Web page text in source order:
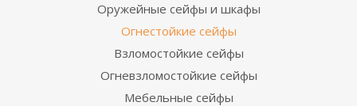
Оружейные сейфы и шкафы
Огнестойкие сейфы
Взломостойкие сейфы
Огневзломостойкие сейфы
Мебельные сейфы